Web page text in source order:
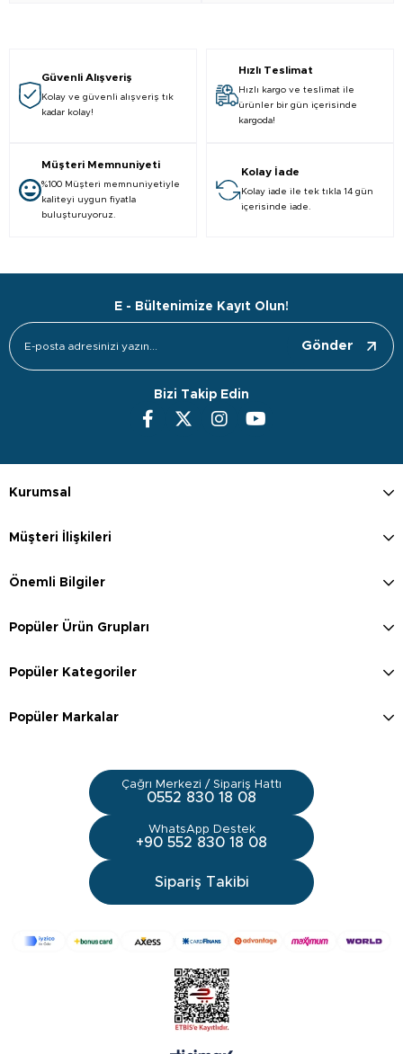
Güvenli Alışveriş
Kolay ve güvenli alışveriş tık
kadar kolay!
Hızlı Teslimat
Hızlı kargo ve teslimat ile
ürünler bir gün içerisinde
kargoda!
Müşteri Memnuniyeti
%100 Müşteri memnuniyetiyle
kaliteyi uygun fiyatla
buluşturuyoruz.
Kolay İade
Kolay iade ile tek tıkla 14 gün
içerisinde iade.
E - Bültenimize Kayıt Olun!
Gönder
Bizi Takip Edin
Kurumsal
Müşteri İlişkileri
Önemli Bilgiler
Popüler Ürün Grupları
Popüler Kategoriler
Popüler Markalar
Çağrı Merkezi / Sipariş Hattı
0552 830 18 08
WhatsApp Destek
+90 552 830 18 08
Sipariş Takibi